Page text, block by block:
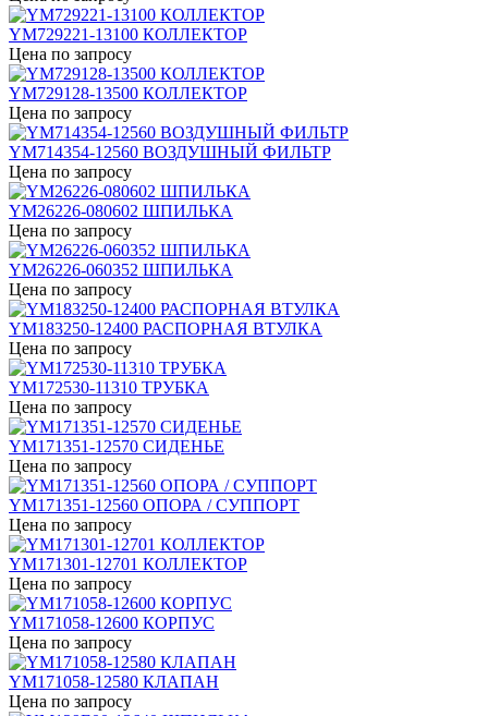
YM729221-13100 КОЛЛЕКТОР
Цена по запросу
YM729128-13500 КОЛЛЕКТОР
Цена по запросу
YM714354-12560 ВОЗДУШНЫЙ ФИЛЬТР
Цена по запросу
YM26226-080602 ШПИЛЬКА
Цена по запросу
YM26226-060352 ШПИЛЬКА
Цена по запросу
YM183250-12400 РАСПОРНАЯ ВТУЛКА
Цена по запросу
YM172530-11310 ТРУБКА
Цена по запросу
YM171351-12570 СИДЕНЬЕ
Цена по запросу
YM171351-12560 ОПОРА / СУППОРТ
Цена по запросу
YM171301-12701 КОЛЛЕКТОР
Цена по запросу
YM171058-12600 КОРПУС
Цена по запросу
YM171058-12580 КЛАПАН
Цена по запросу